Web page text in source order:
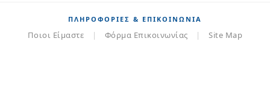
ΠΛΗΡΟΦΟΡΊΕΣ & ΕΠΙΚΟΙΝΩΝΊΑ
Ποιοι Είμαστε | Φόρμα Επικοινωνίας | Site Map